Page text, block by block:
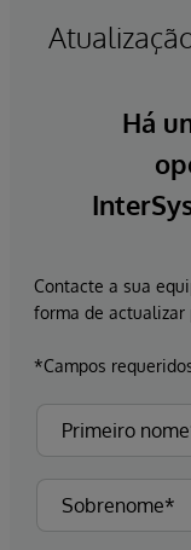
Há
Contacte a sua
forma de actualizar
*Campos